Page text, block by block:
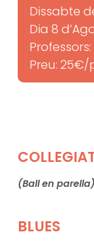
Dissabte
Dia 8
Preu: 25€/
(Ball en parella)
BLUES